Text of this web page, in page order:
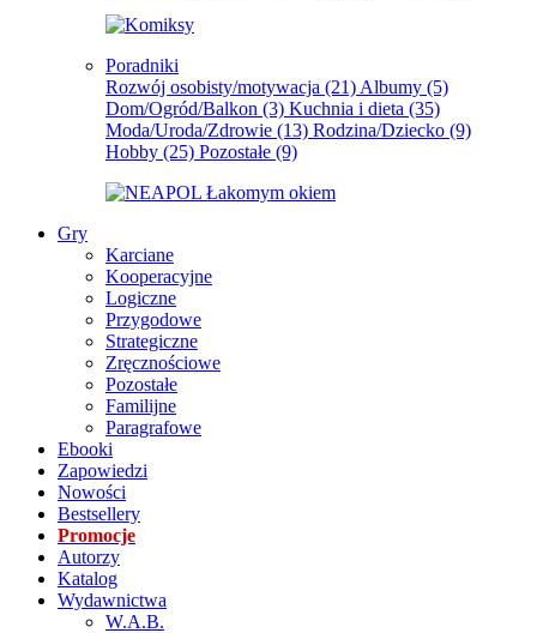
Poradniki
Rozwój osobisty/motywacja (21) Albumy (5)
Dom/Ogród/Balkon (3) Kuchnia i dieta (35)
Moda/Uroda/Zdrowie (13) Rodzina/Dziecko (9)
Hobby (25) Pozostałe (9)
Gry
Karciane
Kooperacyjne
Logiczne
Przygodowe
Strategiczne
Zręcznościowe
Pozostałe
Familijne
Paragrafowe
Ebooki
Zapowiedzi
Nowości
Bestsellery
Promocje
Autorzy
Katalog
Wydawnictwa
W.A.B.